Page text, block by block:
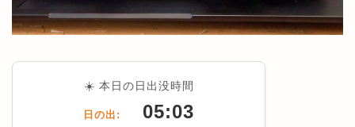
☀️ 本日の日出没時間
日の出: 05:03